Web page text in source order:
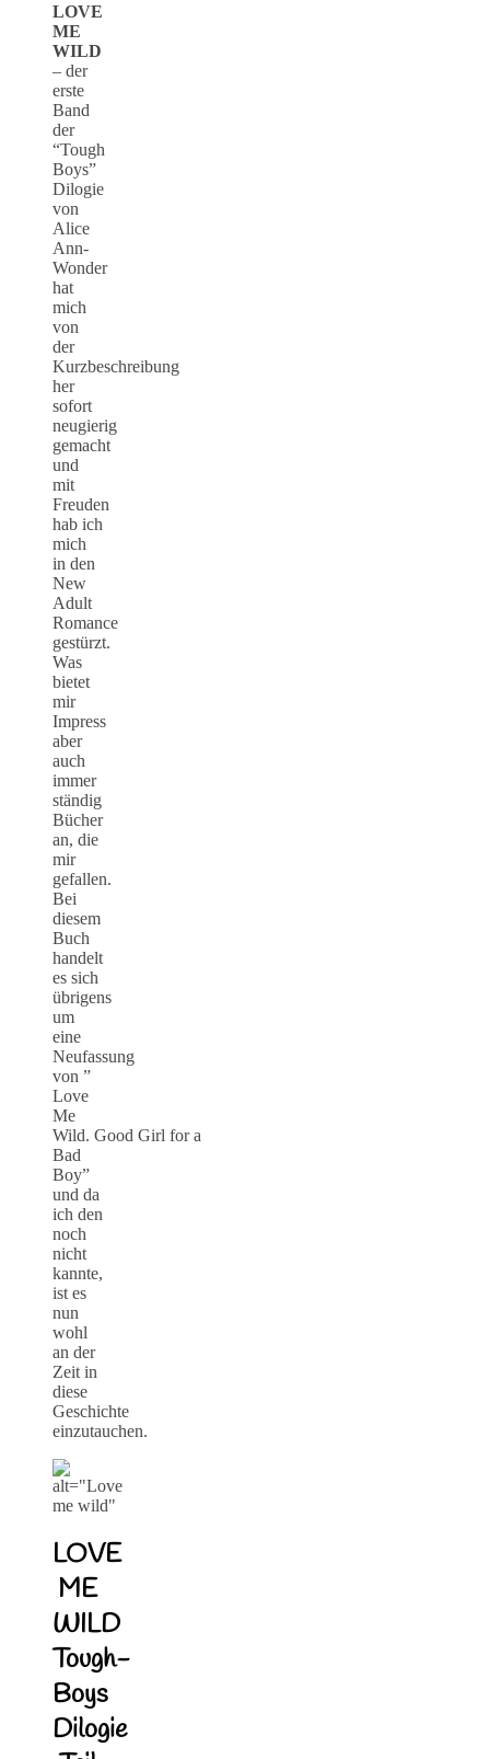
LOVE
ME
WILD
– der
erste
Band
der
“Tough
Boys”
Dilogie
von
Alice
Ann-
Wonder
hat
mich
von
der
Kurzbeschreibung
her
sofort
neugierig
gemacht
und
mit
Freuden
hab ich
mich
in den
New
Adult
Romance
gestürzt.
Was
bietet
mir
Impress
aber
auch
immer
ständig
Bücher
an, die
mir
gefallen.
Bei
diesem
Buch
handelt
es sich
übrigens
um
eine
Neufassung
von ”
Love
Me
Wild. Good Girl for a
Bad
Boy”
und da
ich den
noch
nicht
kannte,
ist es
nun
wohl
an der
Zeit in
diese
Geschichte
einzutauchen.
LOVE
ME
WILD
Tough-
Boys
Dilogie